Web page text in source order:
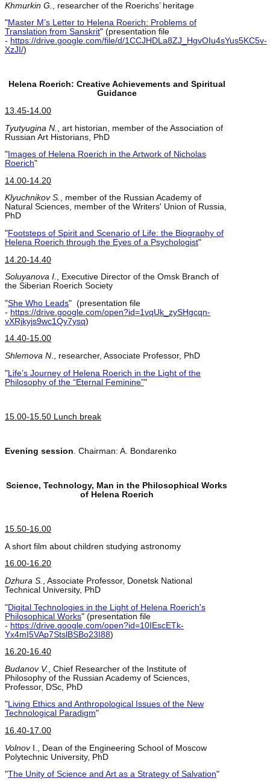
Khmurkin G.
, researcher of the Roerichs’ heritage
"Master M’s Letter to Helena Roerich: Problems of
Translation from Sanskrit" (presentation file
- https://drive.google.com/file/d/1CCJHDLa8ZJ_HgvOIu4sYus5KC5v-
XzJI/)
Helena Roerich: Creative Achievements and Spiritual
Guidance
13.45-14.00
Tyutyugina N.
, art historian, member of the Association of
Russian Art Historians, PhD
" Images of Helena Roerich in the Artwork of Nicholas
Roerich"
14.00-14.20
Klyuchnikov S. , member of the Russian Academy of
Natural Sciences, member of the Writers' Union of Russia,
PhD
"Footsteps of Spirit and Scenario of Life: the Biography of
Helena Roerich through the Eyes of a Psychologist"
14.20-14.40
Soluyanova I. , Executive Director of the Omsk Branch of
the Siberian Roerich Society
"She Who Leads" (presentation file
- https://drive.google.com/open?id=1vqUk_zySHgcqn-
vXRjkyjs9wc1Qy7ysq)
14.40-15.00
Shlemova N ., researcher, Associate Professor, PhD
"Life’s Journey of Helena Roerich in the Light of the
Philosophy of the “Eternal Feminine”"
15.00-15.50 Lunch break
Evening session . Chairman: A. Bondarenko
Science, Technology, Man in the Philosophical Works
of Helena Roerich
15.50-16.00
A short film about children studying astronomy
16.00-16.20
Dzhura S. , Associate Professor, Donetsk National
Technical University, PhD
"Digital Technologies in the Light of Helena Roerich's
Philosophical Works" (presentation file
- https://drive.google.com/open?id=10IEscETk-
Yx4mI5VAp7StslBSBo23I88)
16.20-16.40
Budanov V. , Chief Researcher of the Institute of
Philosophy of the Russian Academy of Sciences,
Professor, DSc, PhD
"Living Ethics and Anthropological Issues of the New
Technological Paradigm"
16.40-17.00
VolnovI., Dean of the Engineering School of Moscow
Polytechnic University, PhD
"The Unity of Science and Art as a Strategy of Salvation"